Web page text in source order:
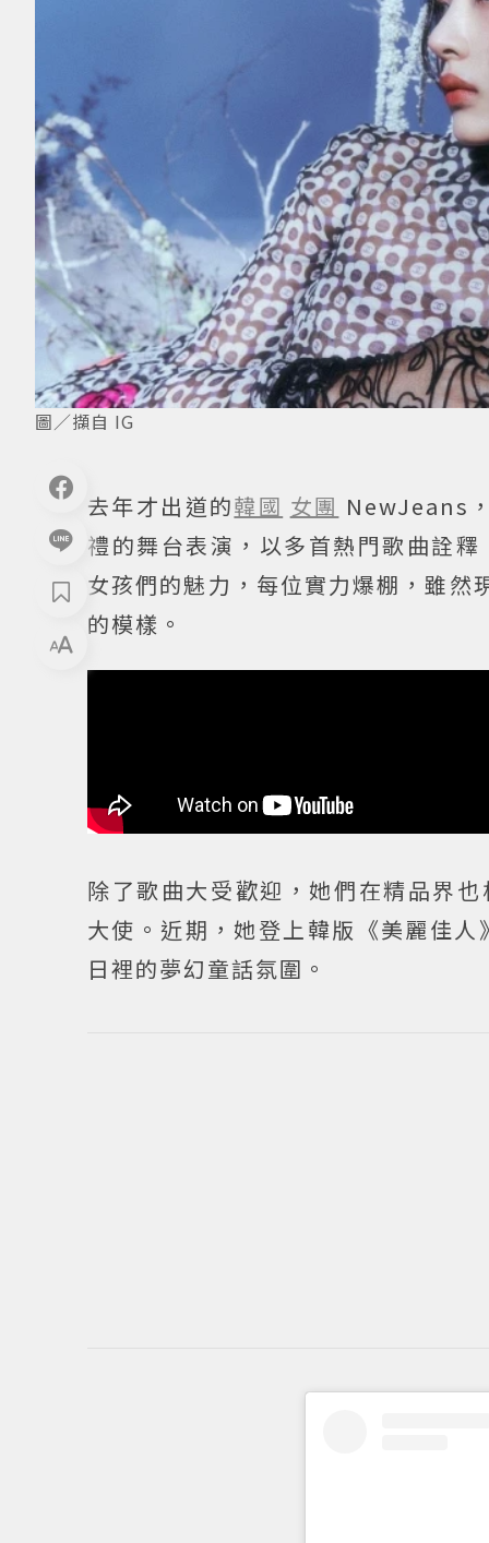
圖／擷自 IG
去年才出道的韓國 女團 NewJeans
禮的舞台表演，以多首熱門歌曲詮
女孩們的魅力，每位實力爆棚，雖然
的模樣。
除了歌曲大受歡迎，她們在精品界
大使。近期，她登上韓版《美麗佳
日裡的夢幻童話氛圍。